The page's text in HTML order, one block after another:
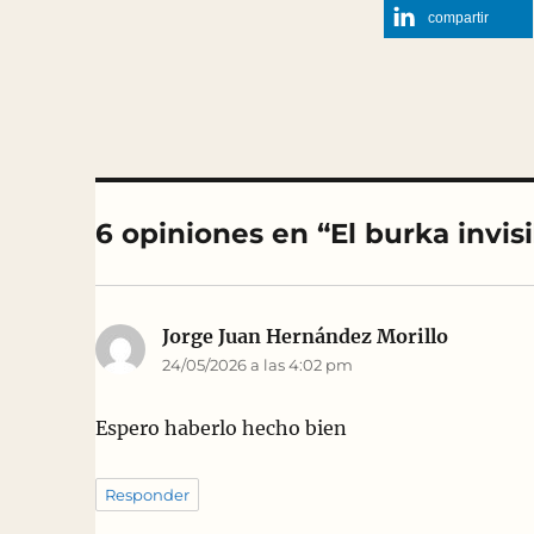
compartir
6 opiniones en “El burka
Jorge Juan Hernández Morillo
24/05/2026 a las 4:02 pm
Espero haberlo hecho bien
Responder